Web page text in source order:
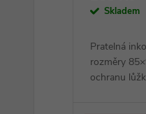
Skladem
Pratelná
rozměry
ochranu